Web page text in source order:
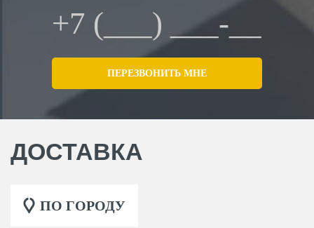
ДОСТАВКА
ПО ГОРОДУ